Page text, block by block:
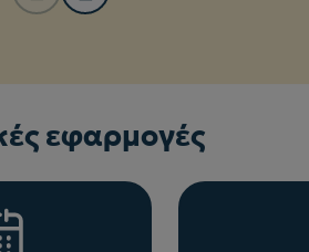
εφαρμογές